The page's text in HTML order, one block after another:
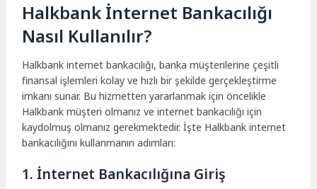
Halkbank İnternet Bankacılığı
Nasıl Kullanılır?
Halkbank internet bankacılığı, banka müşterilerine çeşitli
finansal işlemleri kolay ve hızlı bir şekilde gerçekleştirme
imkanı sunar. Bu hizmetten yararlanmak için öncelikle
Halkbank müşteri olmanız ve internet bankacılığı için
kaydolmuş olmanız gerekmektedir. İşte Halkbank internet
bankacılığını kullanmanın adımları:
1. İnternet Bankacılığına Giriş